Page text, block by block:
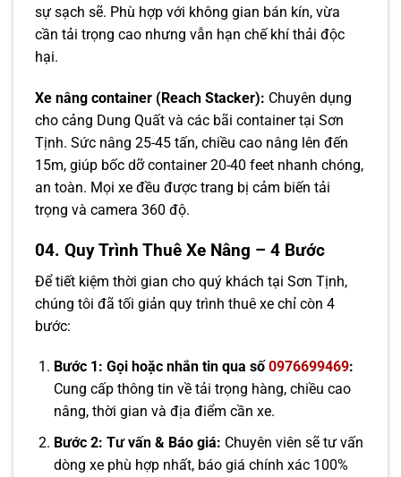
sự sạch sẽ. Phù hợp với không gian bán kín, vừa
cần tải trọng cao nhưng vẫn hạn chế khí thải độc
hại.
Xe nâng container (Reach Stacker): Chuyên dụng
cho cảng Dung Quất và các bãi container tại Sơn
Tịnh. Sức nâng 25-45 tấn, chiều cao nâng lên đến
15m, giúp bốc dỡ container 20-40 feet nhanh chóng,
an toàn. Mọi xe đều được trang bị cảm biến tải
trọng và camera 360 độ.
04. Quy Trình Thuê Xe Nâng – 4 Bước
Để tiết kiệm thời gian cho quý khách tại Sơn Tịnh,
chúng tôi đã tối giản quy trình thuê xe chỉ còn 4
bước:
Bước 1: Gọi hoặc nhắn tin qua số 0976699469:
Cung cấp thông tin về tải trọng hàng, chiều cao
nâng, thời gian và địa điểm cần xe.
Bước 2: Tư vấn & Báo giá: Chuyên viên sẽ tư vấn
dòng xe phù hợp nhất, báo giá chính xác 100%